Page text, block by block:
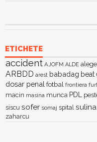
ETICHETE
accident AJOFM ALDE
ARBDD arest babadag beat
dosar penal fotbal frontiera
macin masina munca PDL
siscu sofer somaj spital sulina
zaharcu